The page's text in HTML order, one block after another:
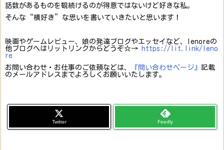
話数があるものを観続けるのが得意ではないけど好きな私。
そんな“横好き”な思いを書いていきたいと思います！
映画やゲームレビュー、娘の発達ブログやエッセイなど、lenoreの
他ブログへはリットリンクからどうぞ☆→
https://lit.link/leno
re
お問い合わせ・お仕事のご依頼などは、
『問い合わせページ』 記載
のメールアドレスまでよろしくお願いいたします。
Twitter Feedly